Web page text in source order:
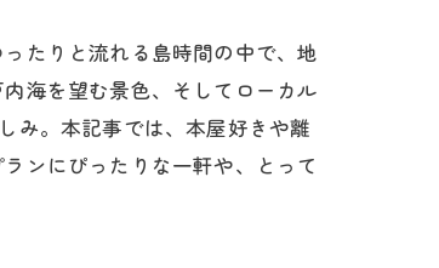
たりと流れる島時間の中で、地
海を望む景色、そしてローカル
み。本記事では、本屋好きや離
ンにぴったりな一軒や、とって